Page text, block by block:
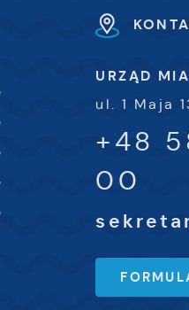
URZĄD
ul. 1 Maja
+48
00